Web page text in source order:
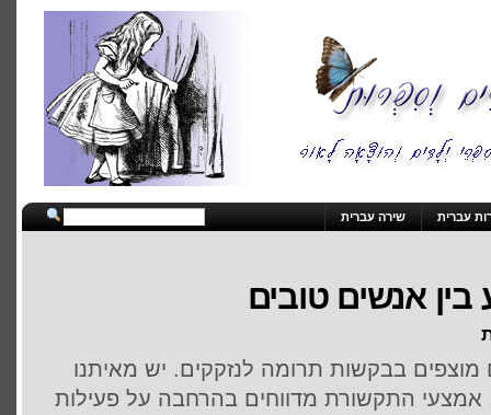
עברית שירה עברית
אנשים טובים
מוצפים בבקשות תרומה לנזקקים. יש מאיתנו
התקשורת מדווחים בהרחבה על פעילות